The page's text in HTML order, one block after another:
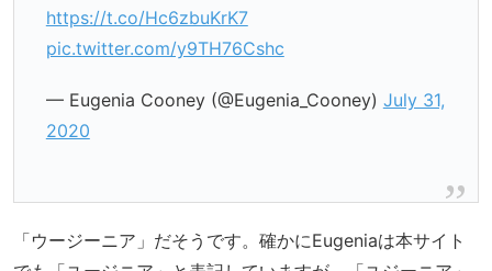
https://t.co/Hc6zbuKrK7
pic.twitter.com/y9TH76Cshc
— Eugenia Cooney (@Eugenia_Cooney) July 31,
2020
「ウージーニア」だそうです。確かにEugeniaは本サイト